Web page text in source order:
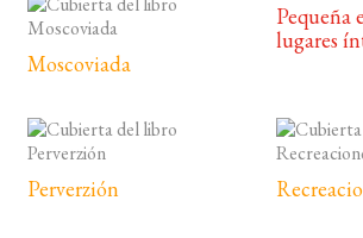
Moscoviada
Pequeña
lugares
Perverzión